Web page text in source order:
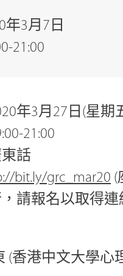
年3月7日
21:00
年3月27日(星期
21:00
話
bit.ly/grc_mar20 (
請報名以取得連
(香港中文大學心